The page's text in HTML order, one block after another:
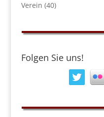
Verein (40)
Folgen Sie uns!